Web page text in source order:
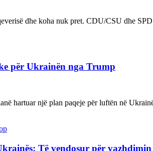
dhe koha nuk pret. CDU/CSU dhe
për Ukrainën nga Trump
hartuar një plan paqeje për luftën në
Të vendosur për